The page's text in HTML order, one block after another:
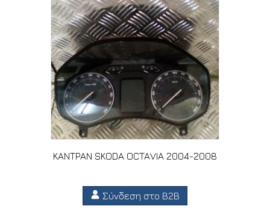
ΚΑΝΤΡΑΝ SKODA OCTAVIA 2004-2008
Σύνδεση στο B2B